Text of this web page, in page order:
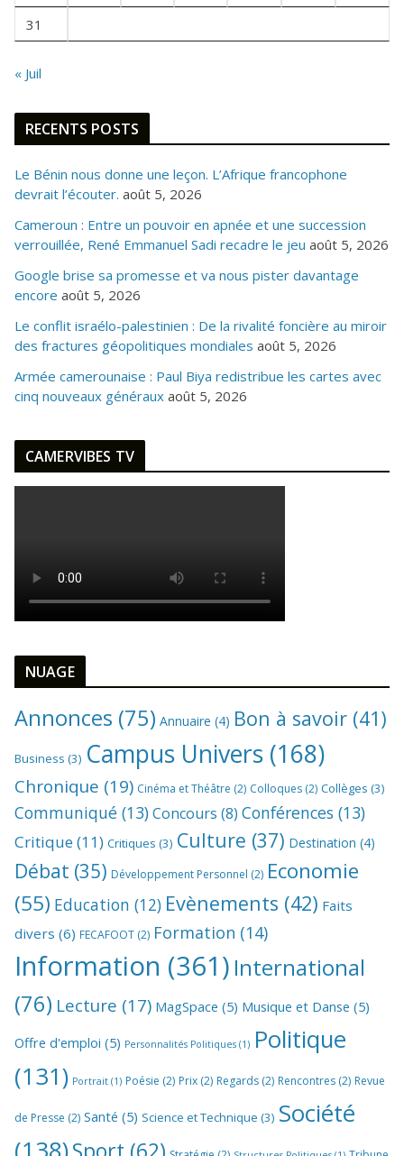
31
« Juil
RECENTS POSTS
Le Bénin nous donne une leçon. L’Afrique francophone
devrait l’écouter. août 5, 2026
Cameroun : Entre un pouvoir en apnée et une succession
verrouillée, René Emmanuel Sadi recadre le jeu août 5, 2026
Google brise sa promesse et va nous pister davantage
encore août 5, 2026
Le conflit israélo-palestinien : De la rivalité foncière au miroir
des fractures géopolitiques mondiales août 5, 2026
Armée camerounaise : Paul Biya redistribue les cartes avec
cinq nouveaux généraux août 5, 2026
CAMERVIBES TV
NUAGE
Annonces (75) Annuaire (4) Bon à savoir (41)
Business (3) Campus Univers (168)
Chronique (19) Cinéma et Théâtre (2) Colloques (2) Collèges (3)
Communiqué (13)Concours (8) Conférences (13)
Critique(11) Critiques (3) Culture (37) Destination (4)
Débat (35) Développement Personnel (2) Economie
(55) Education (12) Evènements (42) Faits
divers (6) FECAFOOT (2) Formation (14)
Information (361) International
(76) Lecture (17) MagSpace (5) Musique et Danse (5)
Offre d'emploi (5) Personnalités Politiques (1) Politique
(131) Portrait (1) Poésie (2) Prix (2) Regards (2) Rencontres (2) Revue
de Presse (2) Santé (5) Science et Technique (3) Société
(138)Sport (62)